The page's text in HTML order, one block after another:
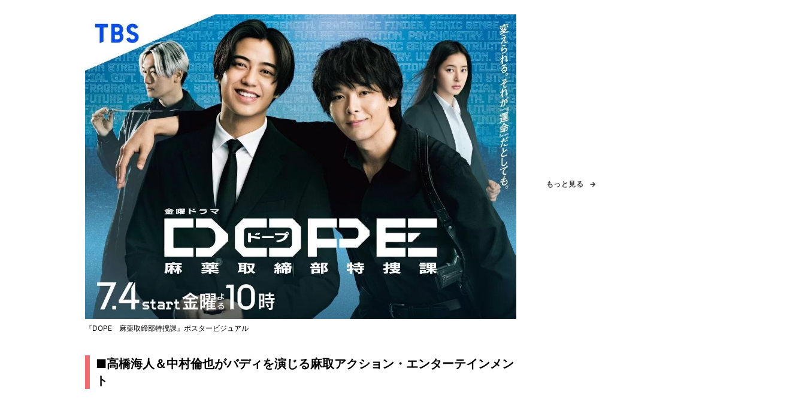
『DOPE 麻薬取締部特捜課』ポスタービジュアル
■高橋海人＆中村倫也がバディを演じる麻取アクション・エンターテインメン
ト
もっと見る